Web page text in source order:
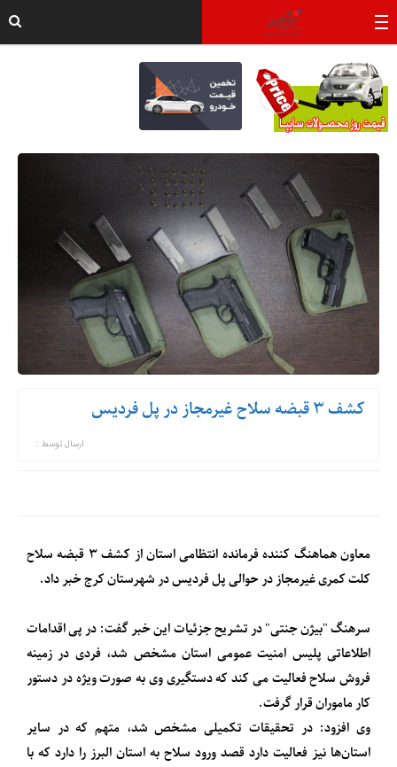
کشف ۳ قبضه سلاح غیرمجاز در پل فردیس
ارسال توسط :
معاون هماهنگ کننده فرمانده انتظامی استان از کشف ۳ قبضه سلاح
کلت کمری غیرمجاز در حوالی پل فردیس در شهرستان کرج خبر داد.
سرهنگ "بیژن جنتی" در تشریح جزئیات این خبر گفت: در پی اقدامات
اطلاعاتی پلیس امنیت عمومی استان مشخص شد، فردی در زمینه
فروش سلاح فعالیت می کند که دستگیری وی به صورت ویژه در دستور
کار ماموران قرار گرفت.
وی افزود: در تحقیقات تکمیلی مشخص شد، متهم که در سایر
استان‌ها نیز فعالیت دارد قصد ورود سلاح به استان البرز را دارد که با